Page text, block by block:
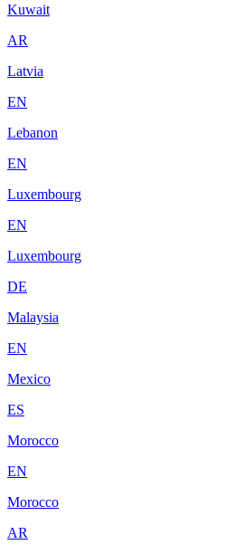
Kuwait
AR
Latvia
EN
Lebanon
EN
Luxembourg
EN
Luxembourg
DE
Malaysia
EN
Mexico
ES
Morocco
EN
Morocco
AR